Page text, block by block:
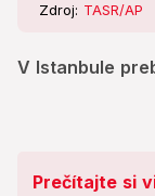
Zdroj: TASR/AP
V Istanbule
Prečítajte si